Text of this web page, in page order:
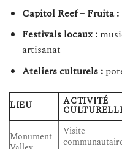
Capitol Reef – Fruita :
Festivals locaux :
artisanat
Ateliers culturels :
LIEU ACTIVITÉ
Monument
Visite